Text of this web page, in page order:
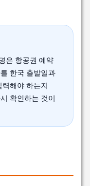
은 항공권 예약
한국 출발일과
해야 하는지
확인하는 것이